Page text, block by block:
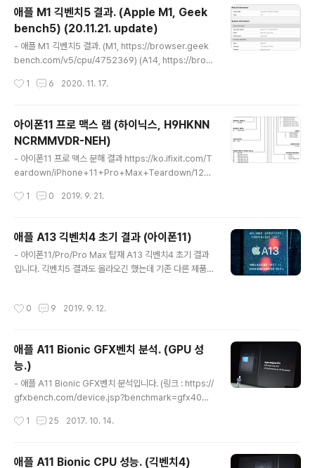
GB iPhone13 Pro - 6GB iPhone13 - 4GB iPhone1
3 mini는 D16AP이며 아직 긱벤치에 올라오지 않았으며
4GB로 추정. 따로 적지는 않았지만 시스템 정보의 해상도
정보도 모델과 일치함. - 너무 짧아서 날먹인듯.
애플 M1 긱벤치5 결과. (Apple M1, Geek
bench5) (20.11.21. update)
- 애플 M1 긱벤치5 결과. (M1, https://browser.geek
bench.com/v5/cpu/4752369) (A14, https://brow
GHz 8코어 : 빅코어x4 + 리틀코어x4 로 알려져있는데
4와 차이없음. 코어당 캐시용량 표기인 것도 있어서 코어
수 차이에 따른 총용량 차이는 있을 수 있고, 아직 시스템
정보가 정확하지 않을 수도 있음. - 긱벤치5 동클럭 성능
비교. 맥북도 아니고 맥미니 결과여서 최대 성능은 나올만
큼 나온 것으로 볼 수 있겠고, 테스트별 성능 분포로 보아 A
가 따로 있을 가능..
1 6 2020. 11. 17.
아이폰11 프로 맥스 램 (하이닉스, H9HKNN
NCRMMVDR-NEH)
- 아이폰11 프로 맥스 분해 결과 https://ko.ifixit.com/T
eardown/iPhone+11+Pro+Max+Teardown/126
NEH - 하이닉스 메모리 part number decoder 그대로
ecoder를 참고하면 LPDDR4X 4GB는 거의 확실. (htt
ps://www.skhynix.com/eng/support/technicalSu
pport.jsp) part numbering하고 H9HKNNNCRMM
VDR-NEH를 맞춰보면, H : hynix 9 : lp dram HK : 시
1 0 2019. 9. 21.
애플 A13 긱벤치4 초기 결과 (아이폰11)
- 아이폰11/Pro/Pro Max 탑재 A13 긱벤치4 초기 결과
입니다. 긱벤치5 결과도 올라오긴 했는데 기존 다른 제품
을듯. - 긱벤치4 시스템 정보 링크 : http://browser.gee
등록이 안 돼서 iPhone12로 검색해야 나옵니다. mother
보드 정보를 보면 N104AP, D421AP가 있습니다. 아이폰
X 계열을 보면 XR : N821AP / XS : D321AP / XS MA
X : D331pAP 디스플레이 등 사양상 1..
0 9 2019. 9. 12.
애플 A11 Bionic GFX벤치 분석. (GPU 성
능.)
- 애플 A11 Bionic GFX벤치 분석입니다. (링크 : https://
gfxbench.com/device.jsp?benchmark=gfx40&o
estgroup=overall) - 발표치 애플 디자인 GPU (자체
1 25 2017. 10. 14.
애플 A11 Bionic CPU 성능. (긱벤치4)